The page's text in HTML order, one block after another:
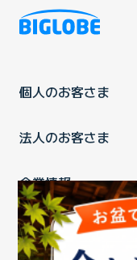
個人のお客さま
法人のお客さま
企業情報
ご利用中の方